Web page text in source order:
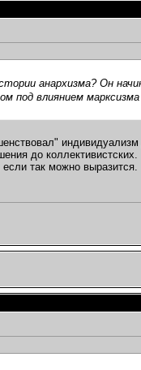
анархизма? Он
под влиянием
до коллективистских.
так можно выразится.